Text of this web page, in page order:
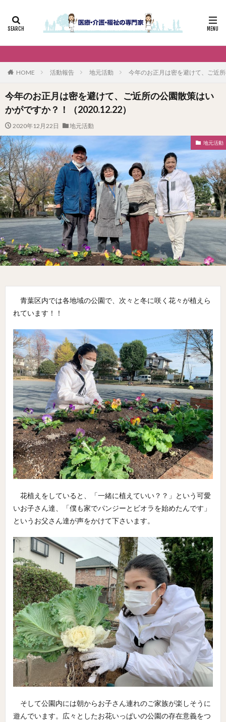
HOME 活動報告 地元活動 今年のお正月は密を避けて、ご近
今年のお正月は密を避けて、ご近所の公園散策はい
かがですか？！（2020.12.22）
2020年12月22日 地元活動
地元活動
青葉区内では各地域の公園で、次々と冬に咲く花々が植えら
れています！！
花植えをしていると、「一緒に植えていい？？」という可愛
いお子さん達、「僕も家でパンジーとビオラを始めたんです」
というお父さん達が声をかけて下さいます。
そして公園内には朝からお子さん連れのご家族が楽しそうに
遊んでいます。広々としたお花いっぱいの公園の存在意義をつ